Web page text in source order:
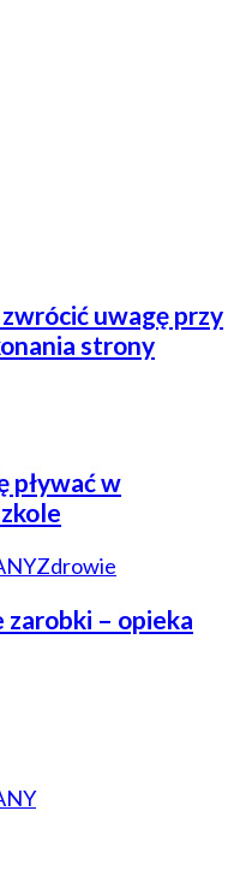
uwagę przy
strony
pływać w
Zdrowie
zarobki – opieka